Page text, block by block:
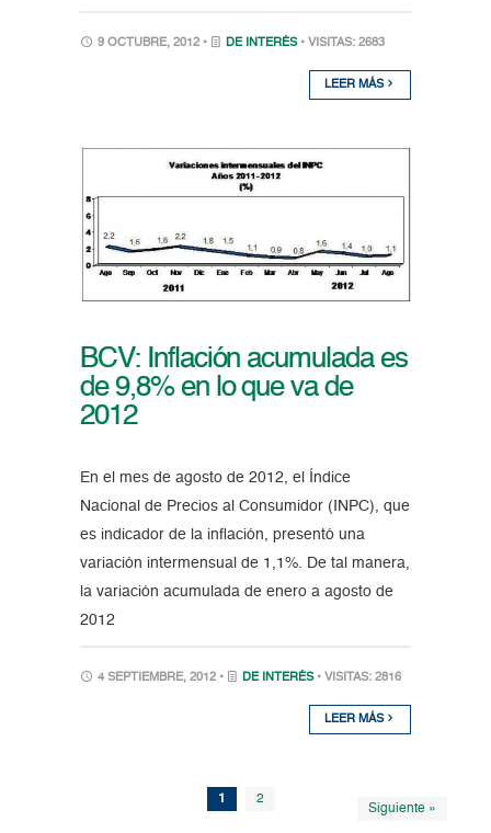
9 OCTUBRE, 2012 • DE INTERÉS • VISITAS: 2683
LEER MÁS
BCV: Inflación acumulada es
de 9,8% en lo que va de
2012
En el mes de agosto de 2012, el Índice
Nacional de Precios al Consumidor (INPC), que
es indicador de la inflación, presentó una
variación intermensual de 1,1%. De tal manera,
la variación acumulada de enero a agosto de
2012
4 SEPTIEMBRE, 2012 • DE INTERÉS • VISITAS: 2816
LEER MÁS
1 2
Siguiente »